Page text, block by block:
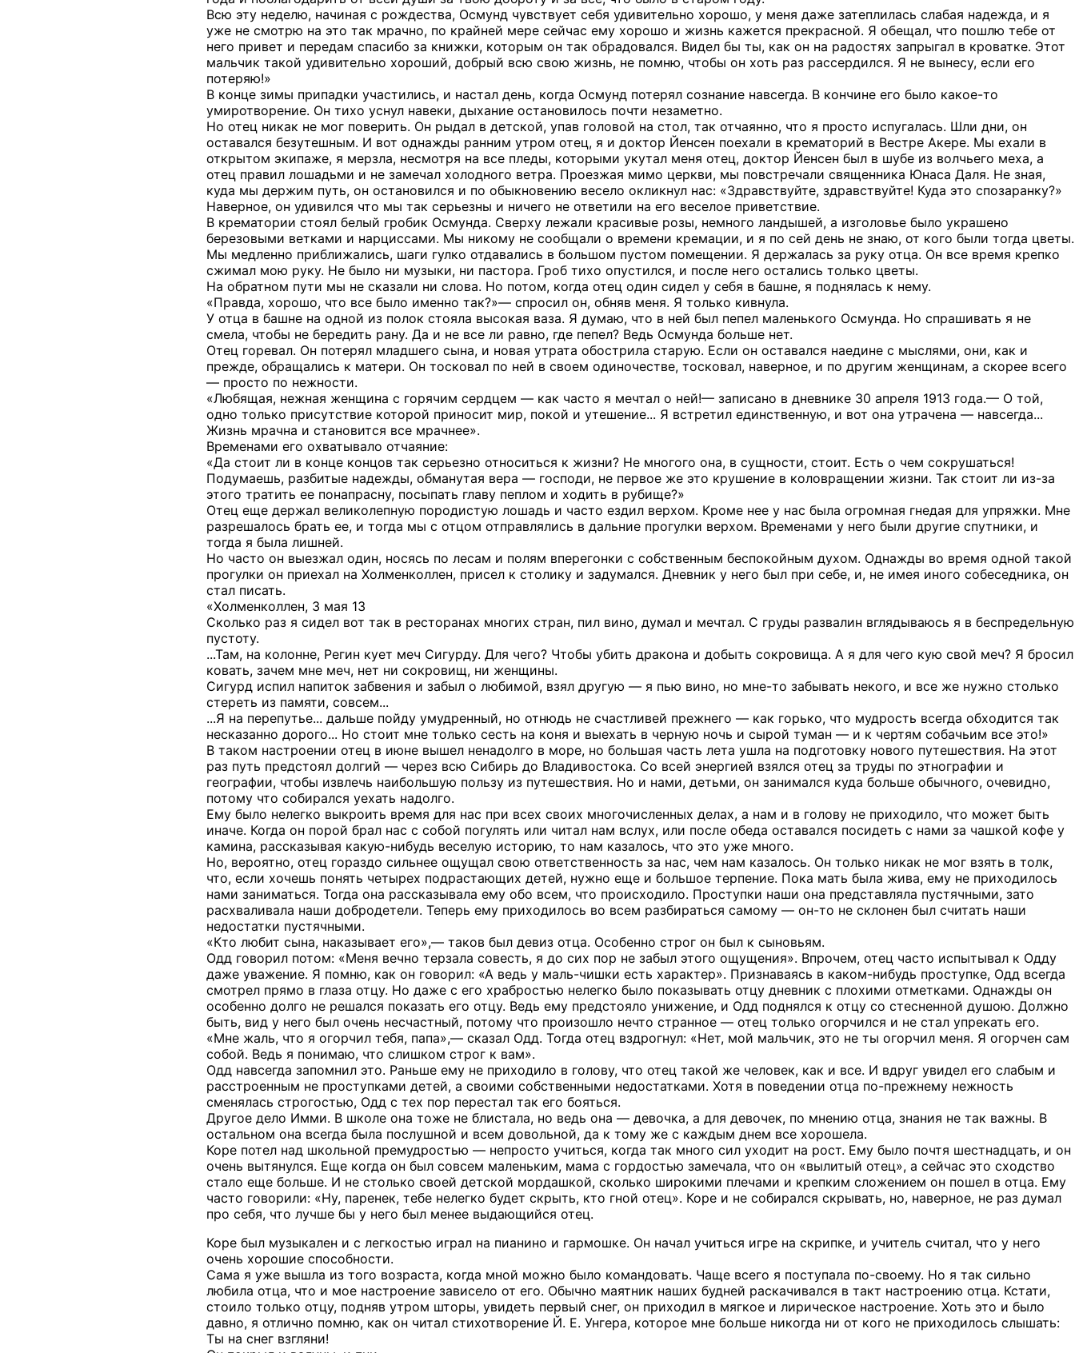
Всю эту неделю, начиная с рождества, Осмунд чувствует себя удивительно хорошо, у меня даже затеплилась слабая надежда, и я
уже не смотрю на это так мрачно, по крайней мере сейчас ему хорошо и жизнь кажется прекрасной. Я обещал, что пошлю тебе от
него привет и передам спасибо за книжки, которым он так обрадовался. Видел бы ты, как он на радостях запрыгал в кроватке. Этот
мальчик такой удивительно хороший, добрый всю свою жизнь, не помню, чтобы он хоть раз рассердился. Я не вынесу, если его
потеряю!»
В конце зимы припадки участились, и настал день, когда Осмунд потерял сознание навсегда. В кончине его было какое-то
умиротворение. Он тихо уснул навеки, дыхание остановилось почти незаметно.
Но отец никак не мог поверить. Он рыдал в детской, упав головой на стол, так отчаянно, что я просто испугалась. Шли дни, он
оставался безутешным. И вот однажды ранним утром отец, я и доктор Йенсен поехали в крематорий в Вестре Акере. Мы ехали в
открытом экипаже, я мерзла, несмотря на все пледы, которыми укутал меня отец, доктор Йенсен был в шубе из волчьего меха, а
отец правил лошадьми и не замечал холодного ветра. Проезжая мимо церкви, мы повстречали священника Юнаса Даля. Не зная,
куда мы держим путь, он остановился и по обыкновению весело окликнул нас: «Здравствуйте, здравствуйте! Куда это спозаранку?»
Наверное, он удивился что мы так серьезны и ничего не ответили на его веселое приветствие.
В крематории стоял белый гробик Осмунда. Сверху лежали красивые розы, немного ландышей, а изголовье было украшено
березовыми ветками и нарциссами. Мы никому не сообщали о времени кремации, и я по сей день не знаю, от кого были тогда цветы.
Мы медленно приближались, шаги гулко отдавались в большом пустом помещении. Я держалась за руку отца. Он все время крепко
сжимал мою руку. Не было ни музыки, ни пастора. Гроб тихо опустился, и после него остались только цветы.
На обратном пути мы не сказали ни слова. Но потом, когда отец один сидел у себя в башне, я поднялась к нему.
«Правда, хорошо, что все было именно так?»— спросил он, обняв меня. Я только кивнула.
У отца в башне на одной из полок стояла высокая ваза. Я думаю, что в ней был пепел маленького Осмунда. Но спрашивать я не
смела, чтобы не бередить рану. Да и не все ли равно, где пепел? Ведь Осмунда больше нет.
Отец горевал. Он потерял младшего сына, и новая утрата обострила старую. Если он оставался наедине с мыслями, они, как и
прежде, обращались к матери. Он тосковал по ней в своем одиночестве, тосковал, наверное, и по другим женщинам, а скорее всего
— просто по нежности.
«Любящая, нежная женщина с горячим сердцем — как часто я мечтал о ней!— записано в дневнике 30 апреля 1913 года.— О той,
одно только присутствие которой приносит мир, покой и утешение... Я встретил единственную, и вот она утрачена — навсегда...
Жизнь мрачна и становится все мрачнее».
Временами его охватывало отчаяние:
«Да стоит ли в конце концов так серьезно относиться к жизни? Не многого она, в сущности, стоит. Есть о чем сокрушаться!
Подумаешь, разбитые надежды, обманутая вера — господи, не первое же это крушение в коловращении жизни. Так стоит ли из-за
этого тратить ее понапрасну, посыпать главу пеплом и ходить в рубище?»
Отец еще держал великолепную породистую лошадь и часто ездил верхом. Кроме нее у нас была огромная гнедая для упряжки. Мне
разрешалось брать ее, и тогда мы с отцом отправлялись в дальние прогулки верхом. Временами у него были другие спутники, и
тогда я была лишней.
Но часто он выезжал один, носясь по лесам и полям вперегонки с собственным беспокойным духом. Однажды во время одной такой
прогулки он приехал на Холменколлен, присел к столику и задумался. Дневник у него был при себе, и, не имея иного собеседника, он
стал писать.
«Холменколлен, 3 мая 13
Сколько раз я сидел вот так в ресторанах многих стран, пил вино, думал и мечтал. С груды развалин вглядываюсь я в беспредельную
пустоту.
...Там, на колонне, Регин кует меч Сигурду. Для чего? Чтобы убить дракона и добыть сокровища. А я для чего кую свой меч? Я бросил
ковать, зачем мне меч, нет ни сокровищ, ни женщины.
Сигурд испил напиток забвения и забыл о любимой, взял другую — я пью вино, но мне-то забывать некого, и все же нужно столько
стереть из памяти, совсем...
...Я на перепутье... дальше пойду умудренный, но отнюдь не счастливей прежнего — как горько, что мудрость всегда обходится так
несказанно дорого... Но стоит мне только сесть на коня и выехать в черную ночь и сырой туман — и к чертям собачьим все это!»
В таком настроении отец в июне вышел ненадолго в море, но большая часть лета ушла на подготовку нового путешествия. На этот
раз путь предстоял долгий — через всю Сибирь до Владивостока. Со всей энергией взялся отец за труды по этнографии и
географии, чтобы извлечь наибольшую пользу из путешествия. Но и нами, детьми, он занимался куда больше обычного, очевидно,
потому что собирался уехать надолго.
Ему было нелегко выкроить время для нас при всех своих многочисленных делах, а нам и в голову не приходило, что может быть
иначе. Когда он порой брал нас с собой погулять или читал нам вслух, или после обеда оставался посидеть с нами за чашкой кофе у
камина, рассказывая какую-нибудь веселую историю, то нам казалось, что это уже много.
Но, вероятно, отец гораздо сильнее ощущал свою ответственность за нас, чем нам казалось. Он только никак не мог взять в толк,
что, если хочешь понять четырех подрастающих детей, нужно еще и большое терпение. Пока мать была жива, ему не приходилось
нами заниматься. Тогда она рассказывала ему обо всем, что происходило. Проступки наши она представляла пустячными, зато
расхваливала наши добродетели. Теперь ему приходилось во всем разбираться самому — он-то не склонен был считать наши
недостатки пустячными.
«Кто любит сына, наказывает его»,— таков был девиз отца. Особенно строг он был к сыновьям.
Одд говорил потом: «Меня вечно терзала совесть, я до сих пор не забыл этого ощущения». Впрочем, отец часто испытывал к Одду
даже уважение. Я помню, как он говорил: «А ведь у маль-чишки есть характер». Признаваясь в каком-нибудь проступке, Одд всегда
смотрел прямо в глаза отцу. Но даже с его храбростью нелегко было показывать отцу дневник с плохими отметками. Однажды он
особенно долго не решался показать его отцу. Ведь ему предстояло унижение, и Одд поднялся к отцу со стесненной душою. Должно
быть, вид у него был очень несчастный, потому что произошло нечто странное — отец только огорчился и не стал упрекать его.
«Мне жаль, что я огорчил тебя, папа»,— сказал Одд. Тогда отец вздрогнул: «Нет, мой мальчик, это не ты огорчил меня. Я огорчен сам
собой. Ведь я понимаю, что слишком строг к вам».
Одд навсегда запомнил это. Раньше ему не приходило в голову, что отец такой же человек, как и все. И вдруг увидел его слабым и
расстроенным не проступками детей, а своими собственными недостатками. Хотя в поведении отца по-прежнему нежность
сменялась строгостью, Одд с тех пор перестал так его бояться.
Другое дело Имми. В школе она тоже не блистала, но ведь она — девочка, а для девочек, по мнению отца, знания не так важны. В
остальном она всегда была послушной и всем довольной, да к тому же с каждым днем все хорошела.
Коре потел над школьной премудростью — непросто учиться, когда так много сил уходит на рост. Ему было почтя шестнадцать, и он
очень вытянулся. Еще когда он был совсем маленьким, мама с гордостью замечала, что он «вылитый отец», а сейчас это сходство
стало еще больше. И не столько своей детской мордашкой, сколько широкими плечами и крепким сложением он пошел в отца. Ему
часто говорили: «Ну, паренек, тебе нелегко будет скрыть, кто гной отец». Коре и не собирался скрывать, но, наверное, не раз думал
про себя, что лучше бы у него был менее выдающийся отец.
Коре был музыкален и с легкостью играл на пианино и гармошке. Он начал учиться игре на скрипке, и учитель считал, что у него
очень хорошие способности.
Сама я уже вышла из того возраста, когда мной можно было командовать. Чаще всего я поступала по-своему. Но я так сильно
любила отца, что и мое настроение зависело от его. Обычно маятник наших будней раскачивался в такт настроению отца. Кстати,
стоило только отцу, подняв утром шторы, увидеть первый снег, он приходил в мягкое и лирическое настроение. Хоть это и было
давно, я отлично помню, как он читал стихотворение Й. Е. Унгера, которое мне больше никогда ни от кого не приходилось слышать:
Ты на снег взгляни!